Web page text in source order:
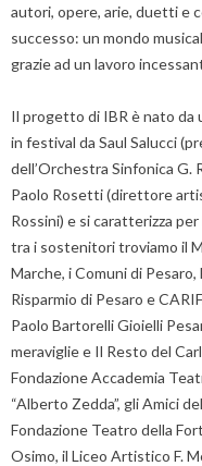
autori, opere, arie, duetti e
successo: un mondo
grazie ad un lavoro
Il progetto di IBR è nato da
in festival da Saul Salucci
dell’Orchestra Sinfonica G.
Paolo Rosetti (direttore
Rossini) e si caratterizza
tra i sostenitori troviamo il
Marche, i Comuni di Pesaro,
Risparmio di Pesaro e
Paolo Bartorelli Gioielli
meraviglie e Il Resto del
Fondazione Accademia
“Alberto Zedda”, gli Amici
Fondazione Teatro della
Osimo, il Liceo Artistico F.